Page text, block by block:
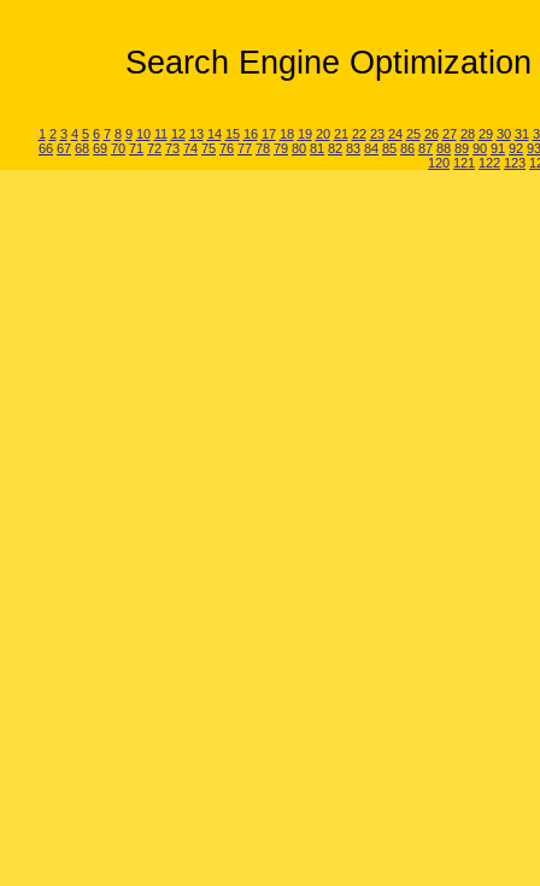
Search Engine
1 2 3 4 5 6 7 8 9 10 11 12 13 14 15 16 17 18 19 20 21 22 23 24 25 26 27 28 29 30 31
66 67 68 69 70 71 72 73 74 75 76 77 78 79 80 81 82 83 84 85 86 87 88 89 90 91 92 93
120 121 122 123